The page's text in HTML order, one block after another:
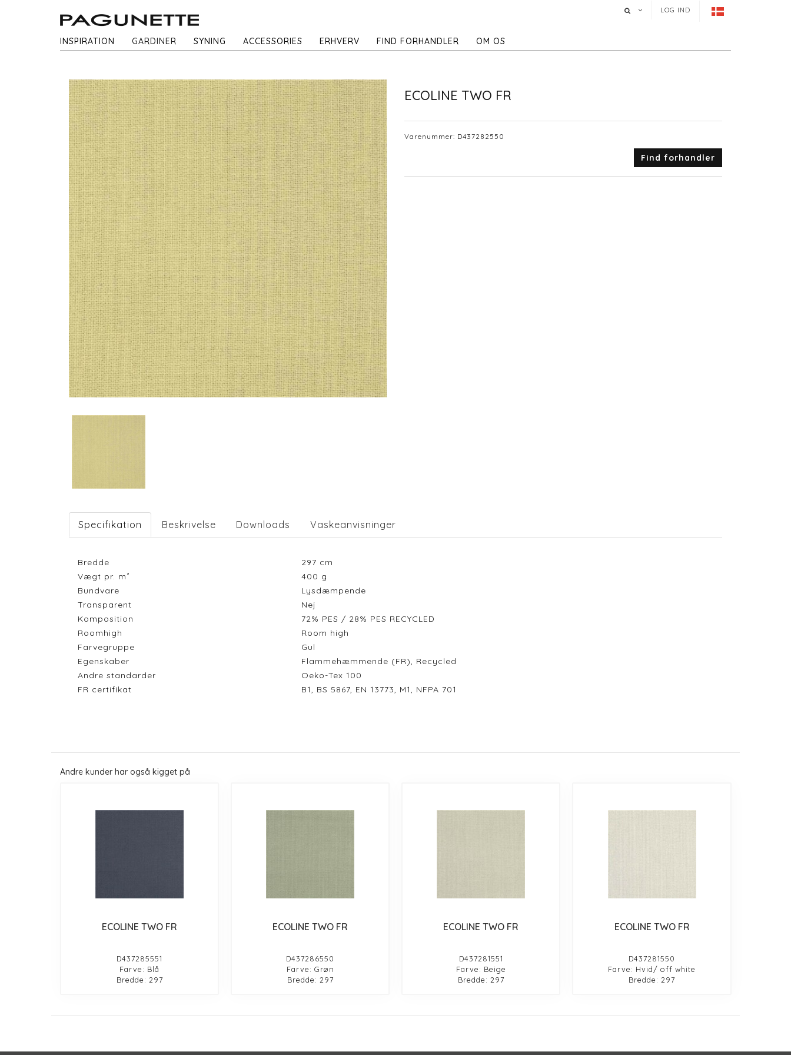
LOG IND
INSPIRATION GARDINER SYNING ACCESSORIES ERHVERV FIND FORHANDLER OM OS
ECOLINE TWO FR
Varenummer: D437282550
Find forhandler
Specifikation Beskrivelse Downloads Vaskeanvisninger
Bredde 297 cm
Vægt pr. m²
400 g
Bundvare
Lysdæmpende
Transparent
Nej
Komposition
72% PES / 28% PES RECYCLED
Roomhigh
Room high
Farvegruppe
Gul
Egenskaber
Flammehæmmende (FR), Recycled
Andre standarder
Oeko-Tex 100
FR certifikat
B1, BS 5867, EN 13773, M1, NFPA 701
Andre kunder har også kigget på
ECOLINE TWO FR
D437285551
Farve: Blå
Bredde: 297
ECOLINE TWO FR
D437286550
Farve: Grøn
Bredde: 297
ECOLINE TWO FR
D437281551
Farve: Beige
Bredde: 297
ECOLINE TWO FR
D437281550
Farve: Hvid/ off white
Bredde: 297